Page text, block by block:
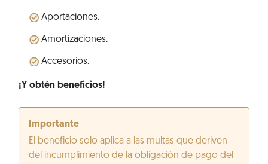
Aportaciones.
Amortizaciones.
Accesorios.
¡Y obtén beneficios!
Importante
El beneficio solo aplica a las multas que deriven
del incumplimiento de la obligación de pago del